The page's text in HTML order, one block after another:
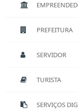
PREFEITURA
SERVIDOR
TURISTA
SERVIÇOS